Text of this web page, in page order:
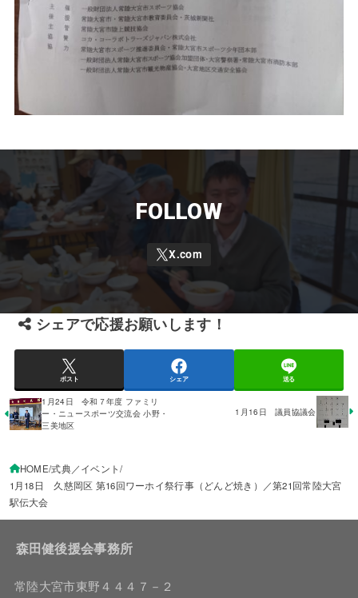
FOLLOW
シェアで応援お願いします！
ポスト シェア 送る
1月24日 令和７年度 ファミリ
ー・ニュースポーツ交流会 小野・
三美地区
1月16日 議員協議会
HOME 式典／イベント
1月18日 久慈岡区 第16回ワーホイ祭行事（どんど焼き）／第21回常陸大宮
駅伝大会
森田健後援会事務所
常陸大宮市東野４４４７－２